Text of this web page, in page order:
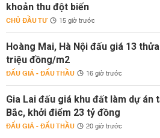
khoản thu đột biến
CHỦ ĐẦU TƯ 15 giờ trước
Hoàng Mai, Hà Nội đấu giá 13
triệu đồng/m2
ĐẤU GIÁ - ĐẤU THẦU 16 giờ trước
Gia Lai đấu giá khu đất làm dự án
Bắc, khởi điểm 23 tỷ đồng
ĐẤU GIÁ - ĐẤU THẦU 20 giờ trước